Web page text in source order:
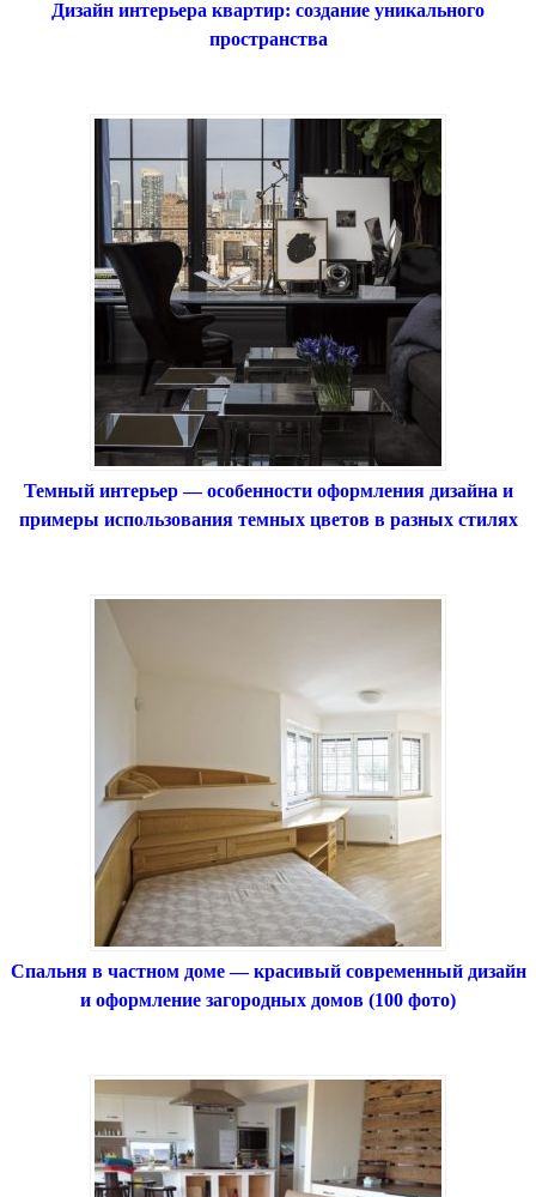
Дизайн интерьера квартир: создание уникального
пространства
Темный интерьер — особенности оформления дизайна и
примеры использования темных цветов в разных стилях
Спальня в частном доме — красивый современный дизайн
и оформление загородных домов (100 фото)